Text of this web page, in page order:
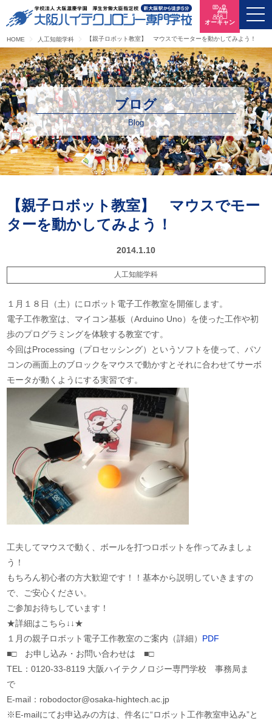
HOME 人工知能学科 【親子ロボット教室】 マウスでモーターを動かしてみよう！
オーキャン
ブログ
Blog
【親子ロボット教室】 マウスでモー
ターを動かしてみよう！
2014.1.10
人工知能学科
１月１８日（土）にロボット電子工作教室を開催します。
電子工作教室は、マイコン基板（Arduino Uno）を使った工作や初
歩のプログラミングを体験する教室です。
今回はProcessing（プロセッシング）というソフトを使って、パソ
コンの画面上のブロックをマウスで動かすとそれに合わせてサーボ
モータが動くようにする実習です。
工夫してマウスで動く、ボールを打つロボットを作ってみましょ
う！
もちろん初心者の方大歓迎です！！基本から説明していきますの
で、ご安心ください。
ご参加お待ちしています！
★詳細はこちら↓↓★
１月の親子ロボット電子工作教室のご案内（詳細） PDF
■□ お申し込み・お問い合わせは ■□
TEL：0120-33-8119 大阪ハイテクノロジー専門学校 事務局ま
で
E-mail：robodoctor@osaka-hightech.ac.jp
※E-mailにてお申込みの方は、件名に“ロボット工作教室申込み”と